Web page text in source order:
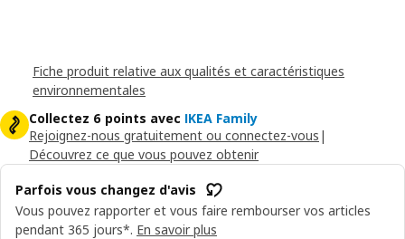
Fiche produit relative aux qualités et caractéristiques
environnementales
Collectez 6 points avec IKEA Family
Rejoignez-nous gratuitement ou connectez-vous |
Découvrez ce que vous pouvez obtenir
Parfois vous changez d'avis
Vous pouvez rapporter et vous faire rembourser vos articles
pendant 365 jours*. En savoir plus